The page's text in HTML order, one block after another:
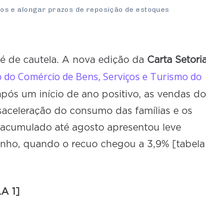
e alongar prazos de reposição de estoques
de cautela. A nova edição da Carta
do Comércio de Bens, Serviços e Turismo do
um início de ano positivo, as vendas do
do consumo das famílias e os
até agosto apresentou leve
quando o recuo chegou a 3,9% [tabela
1]